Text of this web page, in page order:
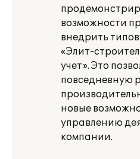
возможности
внедрить
«Элит-
учет». Это
повседневную
новые
управлению
компании.